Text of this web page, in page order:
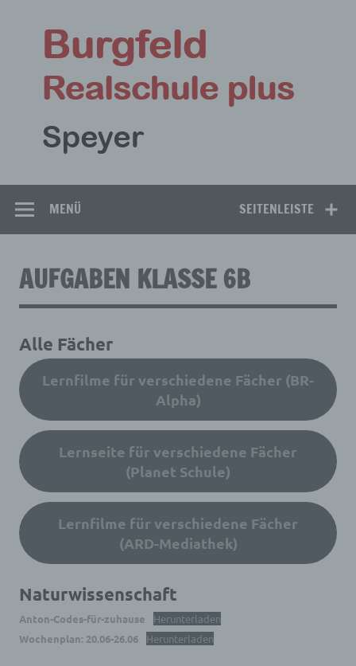
springen
SEITENLEISTE
MENÜ
AUFGABEN KLASSE 6B
Alle Fächer
Lernfilme für verschiedene Fächer (BR-
Alpha)
Lernseite für verschiedene Fächer
(Planet Schule)
Lernfilme für verschiedene Fächer
(ARD-Mediathek)
Naturwissenschaft
Anton-Codes-für-zuhause
Herunterladen
Wochenplan: 20.06-26.06
Herunterladen